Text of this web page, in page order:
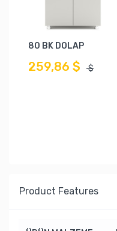
80 BK DOLAP
259,86 $ $
Product Features